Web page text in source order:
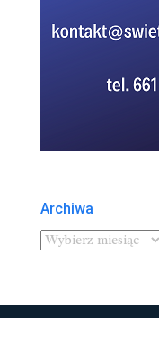
Archiwa